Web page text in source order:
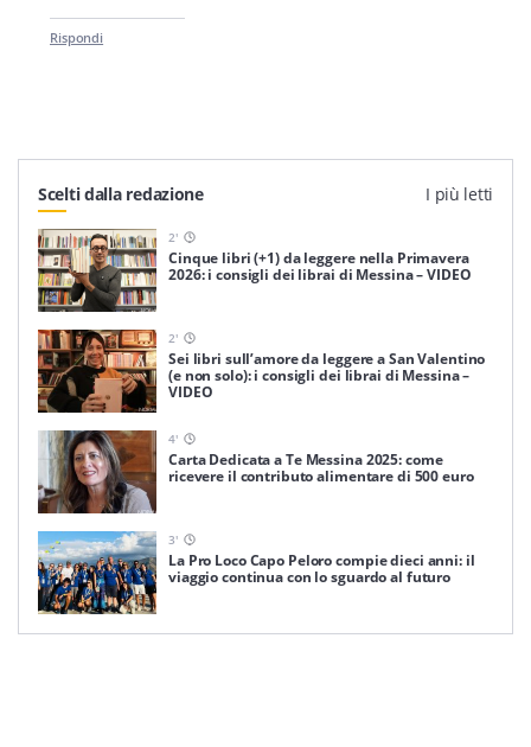
Rispondi
Scelti dalla redazione I più letti
2'
Cinque libri (+1) da leggere nella Primavera
2026: i consigli dei librai di Messina – VIDEO
2'
Sei libri sull’amore da leggere a San Valentino
(e non solo): i consigli dei librai di Messina –
VIDEO
4'
Carta Dedicata a Te Messina 2025: come
ricevere il contributo alimentare di 500 euro
3'
La Pro Loco Capo Peloro compie dieci anni: il
viaggio continua con lo sguardo al futuro